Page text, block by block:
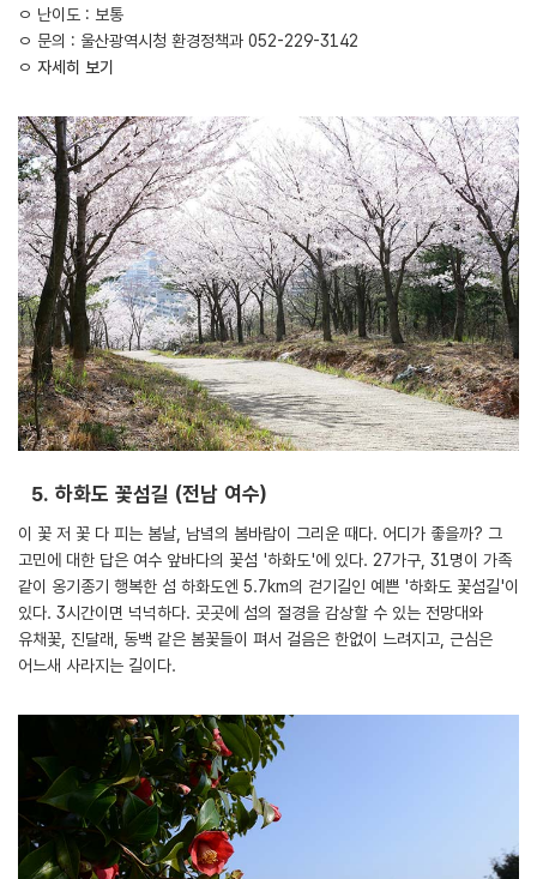
ㅇ 난이도 : 보통
ㅇ 문의 : 울산광역시청 환경정책과 052-229-3142
ㅇ 자세히 보기
5. 하화도 꽃섬길 (전남 여수)
이 꽃 저 꽃 다 피는 봄날, 남녘의 봄바람이 그리운 때다. 어디가 좋을까? 그
고민에 대한 답은 여수 앞바다의 꽃섬 '하화도'에 있다. 27가구, 31명이 가족
같이 옹기종기 행복한 섬 하화도엔 5.7km의 걷기길인 예쁜 '하화도 꽃섬길'이
있다. 3시간이면 넉넉하다. 곳곳에 섬의 절경을 감상할 수 있는 전망대와
유채꽃, 진달래, 동백 같은 봄꽃들이 펴서 걸음은 한없이 느려지고, 근심은
어느새 사라지는 길이다.